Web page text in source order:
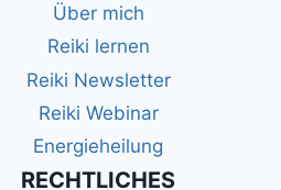
Über mich
Reiki lernen
Reiki Newsletter
Reiki Webinar
Energieheilung
RECHTLICHES